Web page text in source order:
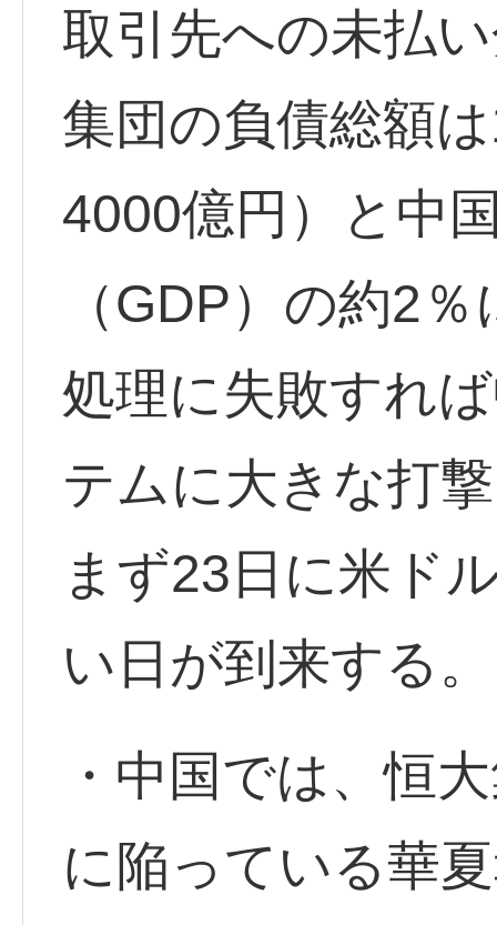
取引先への未払
集団の負債総額
4000億円）と中
（GDP）の約2
処理に失敗すれ
テムに大きな打
まず23日に米ド
い日が到来する。
・中国では、恒
に陥っている華